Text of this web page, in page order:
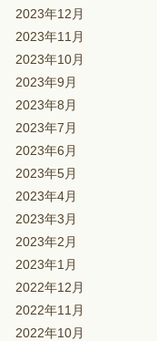
2023年12月
2023年11月
2023年10月
2023年9月
2023年8月
2023年7月
2023年6月
2023年5月
2023年4月
2023年3月
2023年2月
2023年1月
2022年12月
2022年11月
2022年10月